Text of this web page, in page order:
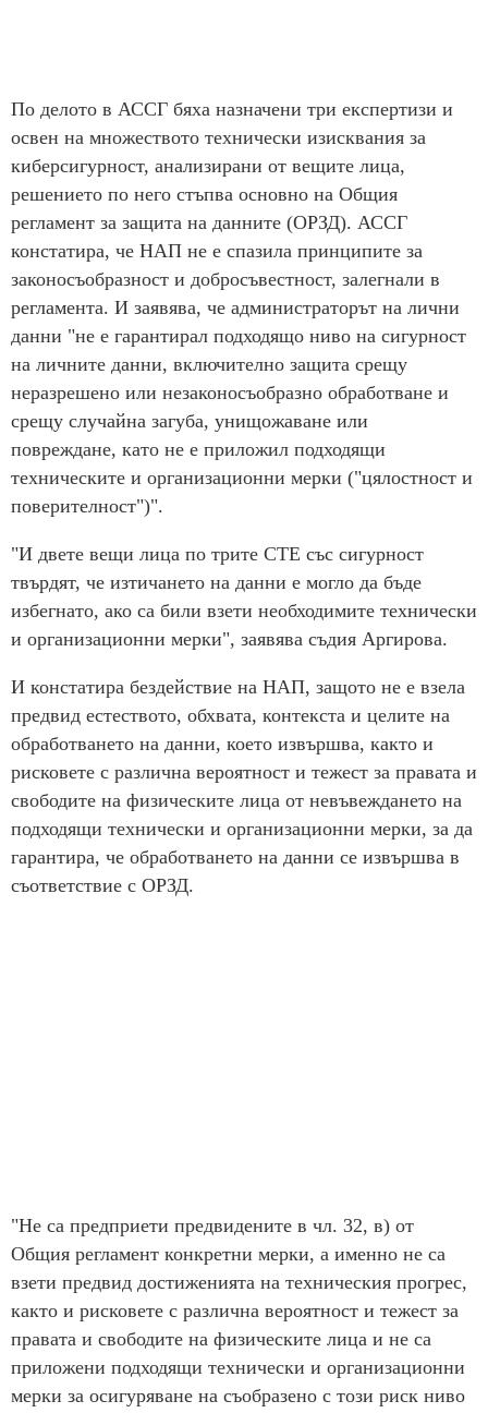
По делото в АССГ бяха назначени три експертизи и
освен на множеството технически изисквания за
киберсигурност, анализирани от вещите лица,
решението по него стъпва основно на Общия
регламент за защита на данните (ОРЗД). АССГ
констатира, че НАП не е спазила принципите за
законосъобразност и добросъвестност, залегнали в
регламента. И заявява, че администраторът на лични
данни "не е гарантирал подходящо ниво на сигурност
на личните данни, включително защита срещу
неразрешено или незаконосъобразно обработване и
срещу случайна загуба, унищожаване или
повреждане, като не е приложил подходящи
техническите и организационни мерки ("цялостност и
поверителност")".
"И двете вещи лица по трите СТЕ със сигурност
твърдят, че изтичането на данни е могло да бъде
избегнато, ако са били взети необходимите технически
и организационни мерки", заявява съдия Аргирова.
И констатира бездействие на НАП, защото не е взела
предвид естеството, обхвата, контекста и целите на
обработването на данни, което извършва, както и
рисковете с различна вероятност и тежест за правата и
свободите на физическите лица от невъвеждането на
подходящи технически и организационни мерки, за да
гарантира, че обработването на данни се извършва в
съответствие с ОРЗД.
"Не са предприети предвидените в чл. 32, в) от
Общия регламент конкретни мерки, а именно не са
взети предвид достиженията на техническия прогрес,
както и рисковете с различна вероятност и тежест за
правата и свободите на физическите лица и не са
приложени подходящи технически и организационни
мерки за осигуряване на съобразено с този риск ниво